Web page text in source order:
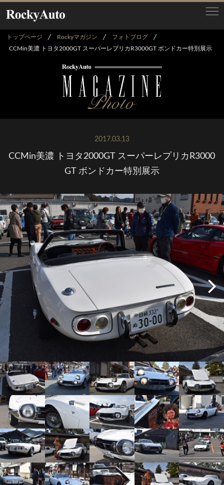
トップページ Rockyマガジン
フォトブログ
CCMin美濃 トヨタ2000GT スーパーレプリカR3000GT ボンドカー特別展示
2017.03.13
CCMin美濃 トヨタ2000GT スーパーレプリカR3000
GT ボンドカー特別展示